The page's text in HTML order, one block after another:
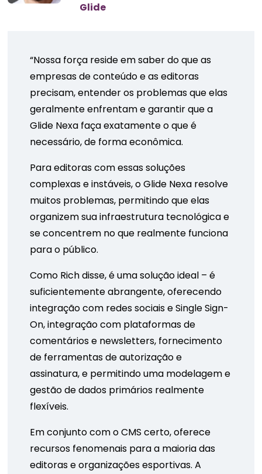
Glide
“Nossa força reside em saber do que as
empresas de conteúdo e as editoras
precisam, entender os problemas que elas
geralmente enfrentam e garantir que a
Glide Nexa faça exatamente o que é
necessário, de forma econômica.
Para editoras com essas soluções
complexas e instáveis, o Glide Nexa resolve
muitos problemas, permitindo que elas
organizem sua infraestrutura tecnológica e
se concentrem no que realmente funciona
para o público.
Como Rich disse, é uma solução ideal – é
suficientemente abrangente, oferecendo
integração com redes sociais e Single Sign-
On, integração com plataformas de
comentários e newsletters, fornecimento
de ferramentas de autorização e
assinatura, e permitindo uma modelagem e
gestão de dados primários realmente
flexíveis.
Em conjunto com o CMS certo, oferece
recursos fenomenais para a maioria das
editoras e organizações esportivas. A